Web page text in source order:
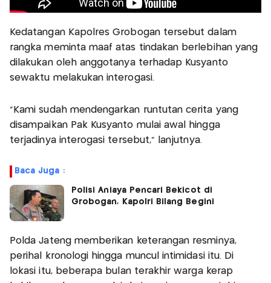
Kedatangan Kapolres Grobogan tersebut dalam
rangka meminta maaf atas tindakan berlebihan yang
dilakukan oleh anggotanya terhadap Kusyanto
sewaktu melakukan interogasi.
"Kami sudah mendengarkan runtutan cerita yang
disampaikan Pak Kusyanto mulai awal hingga
terjadinya interogasi tersebut,” lanjutnya.
Baca Juga :
Polisi Aniaya Pencari Bekicot di
Grobogan, Kapolri Bilang Begini
Polda Jateng memberikan keterangan resminya,
perihal kronologi hingga muncul intimidasi itu. Di
lokasi itu, beberapa bulan terakhir warga kerap